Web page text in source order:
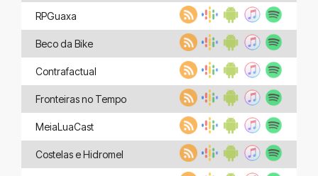
RPGuaxa
Beco da Bike
Contrafactual
Fronteiras no Tempo
MeiaLuaCast
Costelas e Hidromel